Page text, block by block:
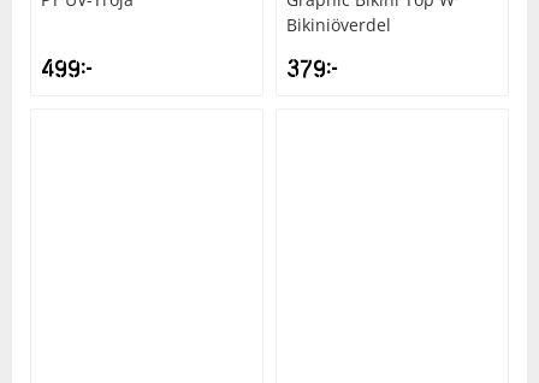
499kr
Bikiniöverdel
379kr